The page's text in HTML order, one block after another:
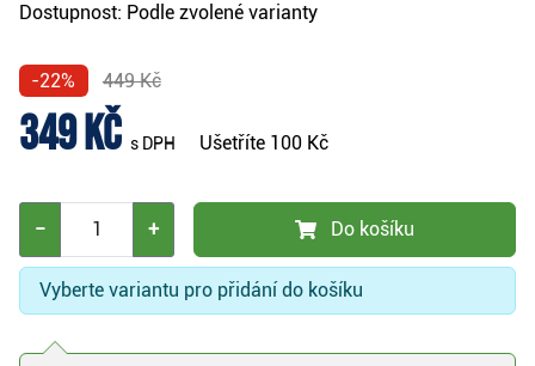
Dostupnost: Podle zvolené varianty
-22% 449 Kč
349 Kč s DPH Ušetříte 100 Kč
− + Do košíku
Vyberte variantu pro přidání do košíku